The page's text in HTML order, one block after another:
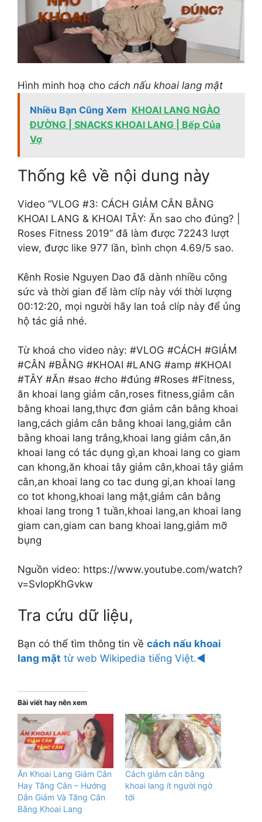
Hình minh hoạ cho cách nấu khoai lang mật
Nhiều Bạn Cũng Xem KHOAI LANG NGÀO
ĐƯỜNG | SNACKS KHOAI LANG | Bếp Của
Vợ
Thống kê về nội dung này
Video “VLOG #3: CÁCH GIẢM CÂN BẰNG
KHOAI LANG & KHOAI TÂY: Ăn sao cho đúng? |
Roses Fitness 2019” đã làm được 72243 lượt
view, được like 977 lần, bình chọn 4.69/5 sao.
Kênh Rosie Nguyen Dao đã dành nhiều công
sức và thời gian để làm clíp này với thời lượng
00:12:20, mọi người hãy lan toả clíp này để ủng
hộ tác giả nhé.
Từ khoá cho video này: #VLOG #CÁCH #GIẢM
#CÂN #BẰNG #KHOAI #LANG #amp #KHOAI
#TÂY #Ăn #sao #cho #đúng #Roses #Fitness,
ăn khoai lang giảm cân,roses fitness,giảm cân
bằng khoai lang,thực đơn giảm cân bằng khoai
lang,cách giảm cân bằng khoai lang,giảm cân
bằng khoai lang trắng,khoai lang giảm cân,ăn
khoai lang có tác dụng gì,an khoai lang co giam
can khong,ăn khoai tây giảm cân,khoai tây giảm
cân,an khoai lang co tac dung gi,an khoai lang
co tot khong,khoai lang mật,giảm cân bằng
khoai lang trong 1 tuần,khoai lang,an khoai lang
giam can,giam can bang khoai lang,giảm mỡ
bụng
Nguồn video: https://www.youtube.com/watch?
v=SvIopKhGvkw
Tra cứu dữ liệu,
Bạn có thể tìm thông tin về cách nấu khoai
lang mật từ web Wikipedia tiếng Việt.◄
Bài viết hay nên xem
Ăn Khoai Lang Giảm Cân
Hay Tăng Cân – Hướng
Dẫn Giảm Và Tăng Cân
Bằng Khoai Lang
Cách giảm cân bằng
khoai lang ít người ngờ
tới